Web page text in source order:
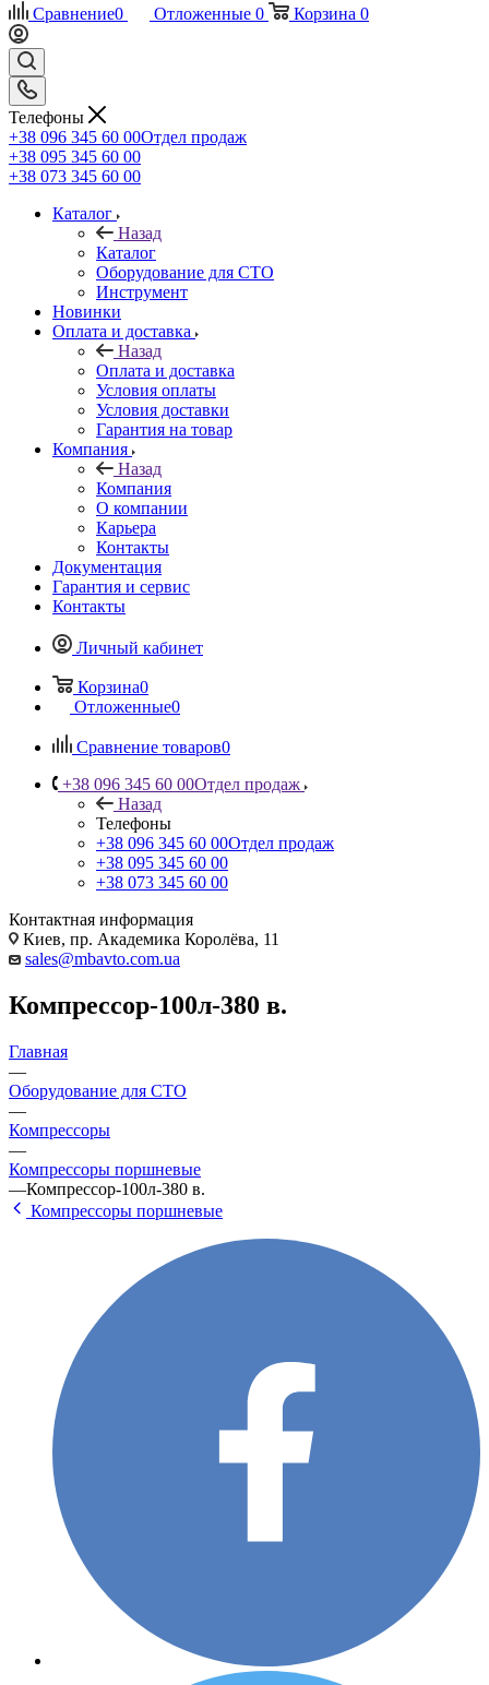
Сравнение0 Отложенные 0 Корзина 0
Телефоны
+38 096 345 60 00Отдел продаж
+38 095 345 60 00
+38 073 345 60 00
Каталог
Назад
Каталог
Оборудование для СТО
Инструмент
Новинки
Оплата и доставка
Назад
Оплата и доставка
Условия оплаты
Условия доставки
Гарантия на товар
Компания
Назад
Компания
О компании
Карьера
Контакты
Документация
Гарантия и сервис
Контакты
Личный кабинет
Корзина0
Отложенные0
Сравнение товаров0
+38 096 345 60 00Отдел продаж
Назад
Телефоны
+38 096 345 60 00Отдел продаж
+38 095 345 60 00
+38 073 345 60 00
Контактная информация
Киев, пр. Академика Королёва, 11
sales@mbavto.com.ua
Компрессор-100л-380 в.
Главная
—
Оборудование для СТО
—
Компрессоры
—
Компрессоры поршневые
—Компрессор-100л-380 в.
Компрессоры поршневые